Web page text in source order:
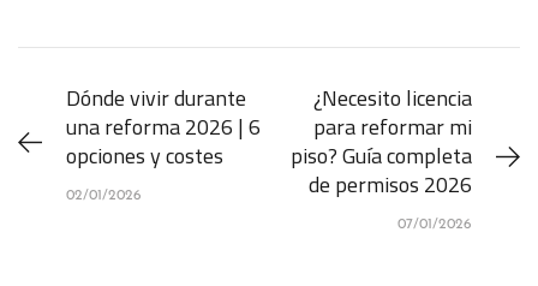
Dónde vivir durante
una reforma 2026 | 6
opciones y costes
02/01/2026
¿Necesito licencia
para reformar mi
piso? Guía completa
de permisos 2026
07/01/2026